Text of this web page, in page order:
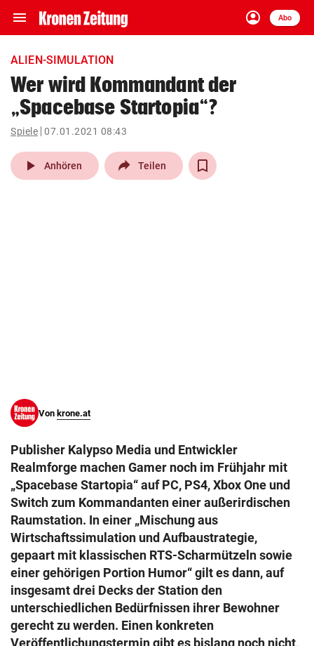
menu Navigation
ein-/ausklappen
account_circle
Anmelden
Abo
close Schließen
account_circle Anmelden
arrow_right
pin_drop
Wien arrow_right
ALIEN-SIMULATION
Wer wird Kommandant der
„Spacebase Startopia“?
Spiele 07.01.2021 08:43
play_arrow Anhören Teilen
Von krone.at
Publisher Kalypso Media und Entwickler
Realmforge machen Gamer noch im Frühjahr mit
„Spacebase Startopia“ auf PC, PS4, Xbox One und
Switch zum Kommandanten einer außerirdischen
Raumstation. In einer „Mischung aus
Wirtschaftssimulation und Aufbaustrategie,
gepaart mit klassischen RTS-Scharmützeln sowie
einer gehörigen Portion Humor“ gilt es dann, auf
insgesamt drei Decks der Station den
unterschiedlichen Bedürfnissen ihrer Bewohner
gerecht zu werden. Einen konkreten